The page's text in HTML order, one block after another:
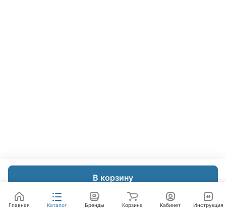
В корзину
Главная Каталог Бренды Корзина Кабинет Инструкция